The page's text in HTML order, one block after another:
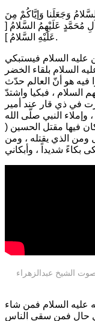
وَجَعَلَنا وَإيَّاكُمْ مِنَ
آلِ مُحَمَّدٍ عَلَيْهِمُ السَّلامُ [
عَلَيْهِ السَّلامُ ].
عليه السلام فيستبكي
السلام بلقاء الخضر
فيه هو أنّ العالم حدّث
، فبكيا واشتدّ
في ذي قار عند أمير
النبي صلّى الله
فيها مقتل الحسين (
ومن الذي يقتله ، ومن
الشيخ عبدالزهراء
عليه السلام فمن شاء
حال فمن سقى الناس